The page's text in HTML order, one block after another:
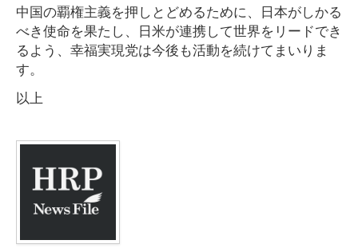
中国の覇権主義を押しとどめるために、日本がしかる
べき使命を果たし、日米が連携して世界をリードでき
るよう、幸福実現党は今後も活動を続けてまいりま
す。
以上